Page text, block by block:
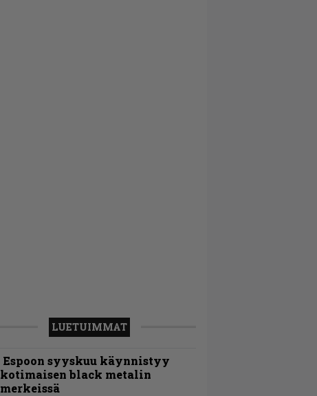
LUETUIMMAT
Espoon syyskuu käynnistyy
kotimaisen black metalin
merkeissä